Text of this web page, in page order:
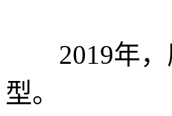
2019年，
型。